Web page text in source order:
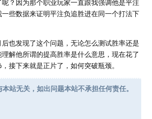
？因为那个职业玩家一直跟我强调他是平注
些数据来证明平注负追胜进在同一个打法下
也发现了这个问题，无论怎么测试胜率还是
解他所谓的提高胜率是什么意思，现在花了
接下来就是正片了，如何突破瓶颈。
站无关，如出问题本站不承担任何责任。